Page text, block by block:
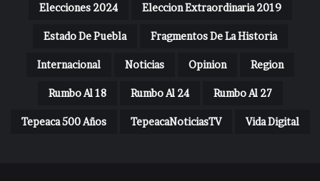
Elecciones 2024 Eleccion Extraordinaria 2019
Estado De Puebla Fragmentos De La Historia
Internacional Noticias Opinion Region
Rumbo Al 18 Rumbo Al 24 Rumbo Al 27
Tepeaca 500 Años TepeacaNoticiasTV Vida Digital